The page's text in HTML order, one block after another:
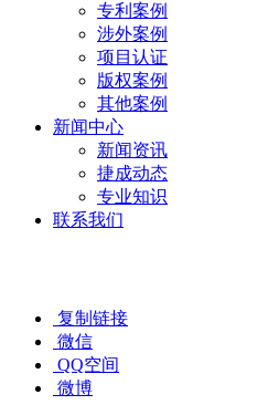
专利案例
涉外案例
项目认证
版权案例
其他案例
新闻中心
新闻资讯
捷成动态
专业知识
联系我们
复制链接
微信
QQ空间
微博